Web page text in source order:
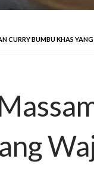
CURRY BUMBU KHAS